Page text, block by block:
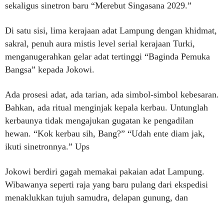
sekaligus sinetron baru “Merebut Singasana 2029.”
Di satu sisi, lima kerajaan adat Lampung dengan khidmat,
sakral, penuh aura mistis level serial kerajaan Turki,
menganugerahkan gelar adat tertinggi “Baginda Pemuka
Bangsa” kepada Jokowi.
Ada prosesi adat, ada tarian, ada simbol-simbol kebesaran.
Bahkan, ada ritual menginjak kepala kerbau. Untunglah
kerbaunya tidak mengajukan gugatan ke pengadilan
hewan. “Kok kerbau sih, Bang?” “Udah ente diam jak,
ikuti sinetronnya.” Ups
Jokowi berdiri gagah memakai pakaian adat Lampung.
Wibawanya seperti raja yang baru pulang dari ekspedisi
menaklukkan tujuh samudra, delapan gunung, dan